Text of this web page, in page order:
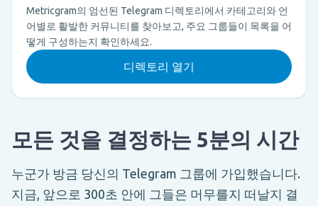
Metricgram의 엄선된 Telegram 디렉토리에서 카테고리와 언
어별로 활발한 커뮤니티를 찾아보고, 주요 그룹들이 목록을 어
떻게 구성하는지 확인하세요.
디렉토리 열기
모든 것을 결정하는 5분의 시간
누군가 방금 당신의 Telegram 그룹에 가입했습니다.
지금, 앞으로 300초 안에 그들은 머무를지 떠날지 결